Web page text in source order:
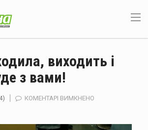
виходить і
з вами!
КОМЕНТАРІ ВИМКНЕНО